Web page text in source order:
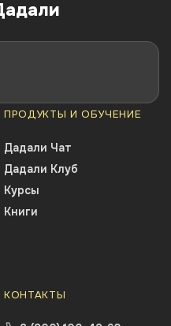
ПРОДУКТЫ И ОБУЧЕНИЕ
Дадали Чат
Дадали Клуб
Курсы
Книги
КОНТАКТЫ